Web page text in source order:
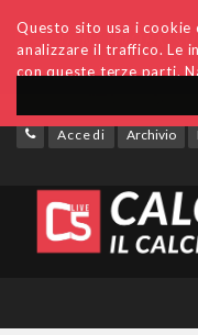
Questo sito usa i
analizzare il traffico. Le
con queste terze parti.
Accedi Archivio